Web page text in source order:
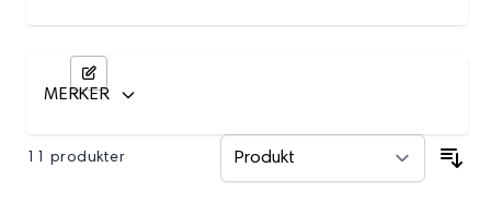
MERKER
11 produkter